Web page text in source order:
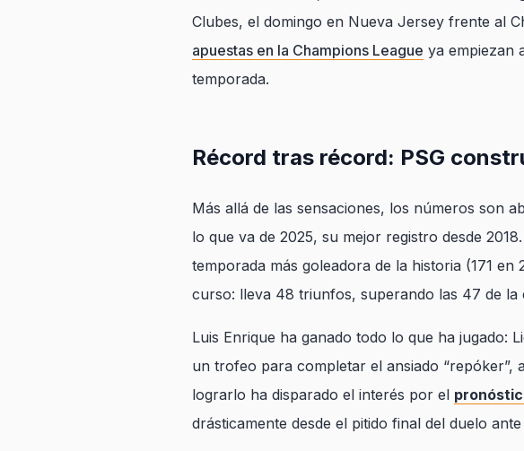
Clubes, el domingo en Nueva Jersey frente al
apuestas en la Champions League ya empiezan
temporada.
Récord tras récord: PSG
Más allá de las sensaciones, los números son
lo que va de 2025, su mejor registro desde
temporada más goleadora de la historia (171
curso: lleva 48 triunfos, superando las 47 de la
Luis Enrique ha ganado todo lo que ha jugado:
un trofeo para completar el ansiado “repóker”,
lograrlo ha disparado el interés por el
drásticamente desde el pitido final del duelo